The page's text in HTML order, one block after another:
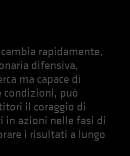
rapidamente,
difensiva,
ma capace di
condizioni, può
il coraggio di
in azioni nelle fasi di
i risultati a lungo